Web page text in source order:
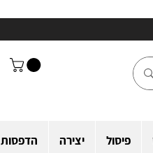
פיסול יצירה הדפסות